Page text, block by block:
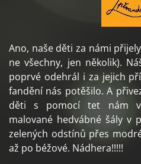
Ano, naše děti za námi
ne všechny, jen několik).
poprvé odehrál i za jejich
fandění nás potěšilo. A
děti s pomocí tet nám
malované hedvábné šály v
zelených odstínů přes
až po béžové. Nádhera!!!!!